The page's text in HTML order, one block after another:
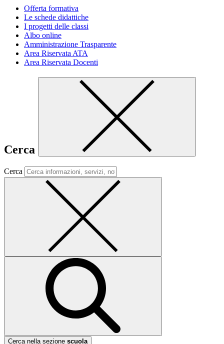
Offerta formativa
Le schede didattiche
I progetti delle classi
Albo online
Amministrazione Trasparente
Area Riservata ATA
Area Riservata Docenti
Cerca
Cerca
Cerca nella sezione scuola